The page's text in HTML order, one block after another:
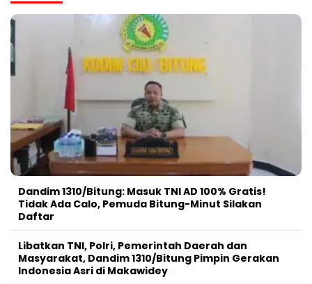
Dandim 1310/Bitung: Masuk TNI AD 100% Gratis!
Tidak Ada Calo, Pemuda Bitung-Minut Silakan
Daftar
Libatkan TNI, Polri, Pemerintah Daerah dan
Masyarakat, Dandim 1310/Bitung Pimpin Gerakan
Indonesia Asri di Makawidey